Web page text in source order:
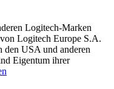
Logitech-Marken
Logitech Europe S.A.
den USA und anderen
Eigentum ihrer